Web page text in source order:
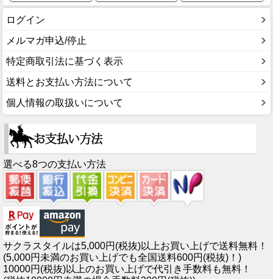
ログイン
メルマガ申込/停止
特定商取引法に基づく表示
送料とお支払い方法について
個人情報の取扱いについて
選べる8つの支払い方法
サクラスタイルは5,000円(税抜)以上お買い上げで送料無料！
(5,000円未満のお買い上げでも全国送料600円(税抜)！)
10000円(税抜)以上のお買い上げで代引き手数料も無料！